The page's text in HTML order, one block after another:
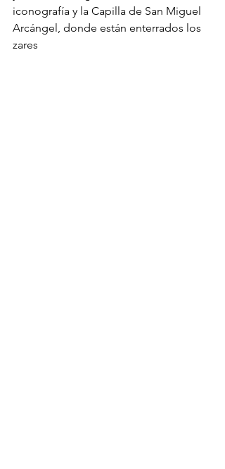
iconografía y la Capilla de San Miguel
Arcángel, donde están enterrados los
zares